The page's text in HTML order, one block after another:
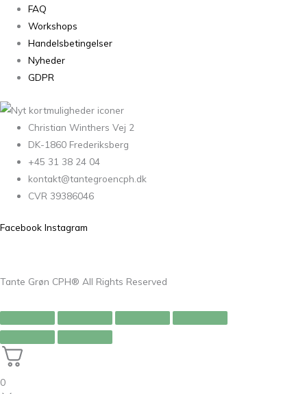
FAQ
Workshops
Handelsbetingelser
Nyheder
GDPR
Christian Winthers Vej 2
DK-1860 Frederiksberg
+45 31 38 24 04
kontakt@tantegroencph.dk
CVR 39386046
Facebook Instagram
Tante Grøn CPH® All Rights Reserved
0